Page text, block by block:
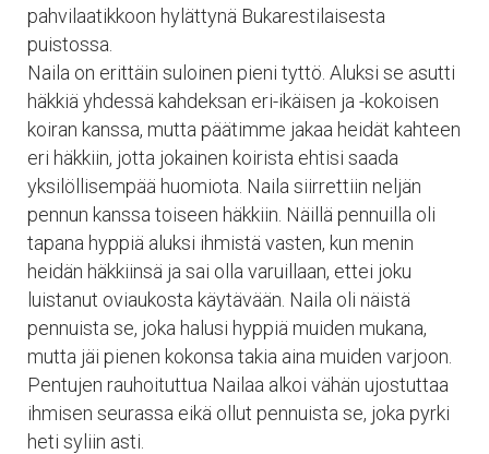
pahvilaatikkoon hylättynä Bukarestilaisesta
puistossa.
Naila on erittäin suloinen pieni tyttö. Aluksi se asutti
häkkiä yhdessä kahdeksan eri-ikäisen ja -kokoisen
koiran kanssa, mutta päätimme jakaa heidät kahteen
eri häkkiin, jotta jokainen koirista ehtisi saada
yksilöllisempää huomiota. Naila siirrettiin neljän
pennun kanssa toiseen häkkiin. Näillä pennuilla oli
tapana hyppiä aluksi ihmistä vasten, kun menin
heidän häkkiinsä ja sai olla varuillaan, ettei joku
luistanut oviaukosta käytävään. Naila oli näistä
pennuista se, joka halusi hyppiä muiden mukana,
mutta jäi pienen kokonsa takia aina muiden varjoon.
Pentujen rauhoituttua Nailaa alkoi vähän ujostuttaa
ihmisen seurassa eikä ollut pennuista se, joka pyrki
heti syliin asti.